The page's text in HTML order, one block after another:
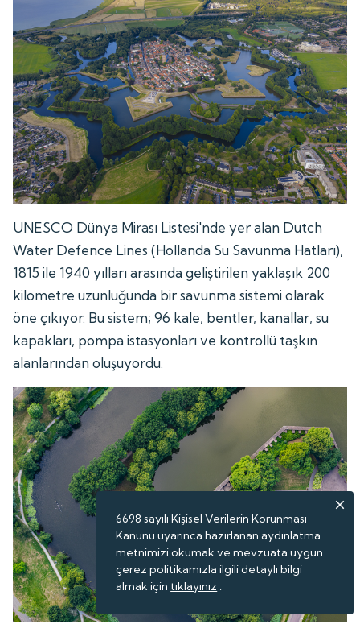
UNESCO Dünya Mirası Listesi'nde yer alan Dutch
Water Defence Lines (Hollanda Su Savunma Hatları),
1815 ile 1940 yılları arasında geliştirilen yaklaşık 200
kilometre uzunluğunda bir savunma sistemi olarak
öne çıkıyor. Bu sistem; 96 kale, bentler, kanallar, su
kapakları, pompa istasyonları ve kontrollü taşkın
alanlarından oluşuyordu.
6698 sayılı Kişisel Verilerin Korunması
Kanunu uyarınca hazırlanan aydınlatma
metnimizi okumak ve mevzuata uygun
çerez politikamızla ilgili detaylı bilgi
almak için tıklayınız .